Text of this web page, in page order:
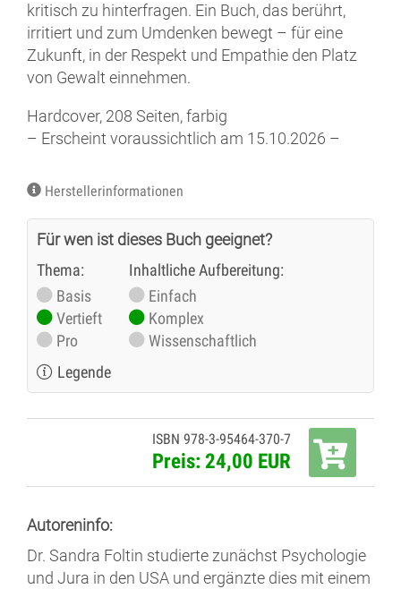
kritisch zu hinterfragen. Ein Buch, das berührt,
irritiert und zum Umdenken bewegt – für eine
Zukunft, in der Respekt und Empathie den Platz
von Gewalt einnehmen.
Hardcover, 208 Seiten, farbig
– Erscheint voraussichtlich am 15.10.2026 –
Herstellerinformationen
Für wen ist dieses Buch geeignet?
Thema:
Basis
Vertieft
Pro
Inhaltliche Aufbereitung:
Einfach
Komplex
Wissenschaftlich
Legende
ISBN 978-3-95464-370-7
Preis: 24,00 EUR
Autoreninfo:
Dr. Sandra Foltin studierte zunächst Psychologie
und Jura in den USA und ergänzte dies mit einem